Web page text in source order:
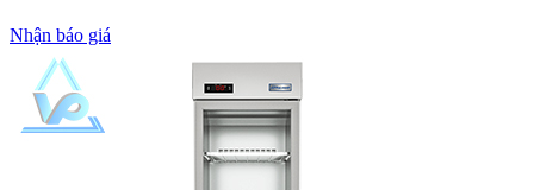
Nhận báo giá